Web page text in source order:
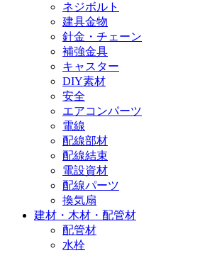
ネジボルト
建具金物
針金・チェーン
補強金具
キャスター
DIY素材
安全
エアコンパーツ
電線
配線部材
配線結束
電設資材
配線パーツ
換気扇
建材・木材・配管材
配管材
水栓